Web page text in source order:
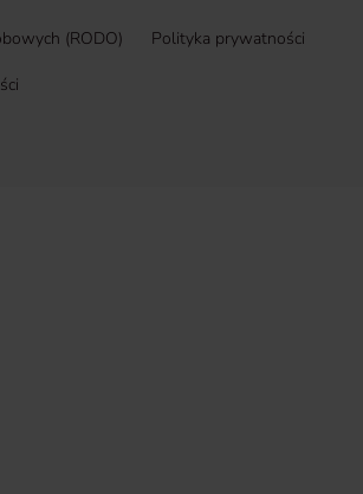
(RODO) Polityka prywatności